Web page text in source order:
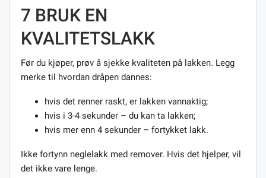
7 BRUK EN
KVALITETSLAKK
Før du kjøper, prøv å sjekke kvaliteten på lakken. Legg
merke til hvordan dråpen dannes:
hvis det renner raskt, er lakken vannaktig;
hvis i 3-4 sekunder – du kan ta lakken;
hvis mer enn 4 sekunder – fortykket lakk.
Ikke fortynn neglelakk med remover. Hvis det hjelper, vil
det ikke vare lenge.